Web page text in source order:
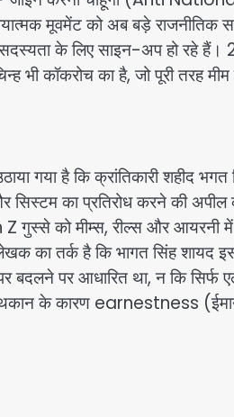
मूवमेंट को अब बड़े राजनीतिक
के लिए साइन-अप हो रहे
कॉकरोच का है, जो पूरी तरह
गया है कि क्रांतिकारी शहीद
का प्रतिरोध करने की अपील
को मीम्स, रील्स और आयरनी में
का तर्क है कि भागत सिंह शायद इस
पर बदलने पर आधारित था, न कि
के कारण earnestness